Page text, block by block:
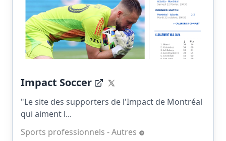
Impact Soccer
"Le site des supporters de l'Impact de Montréal
qui aiment l...
Sports professionnels - Autres